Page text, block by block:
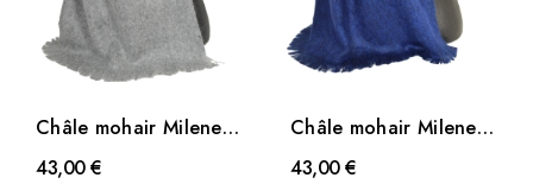
Châle mohair Milene
gris clair
43,00 €
Châle mohair Milene
bleu marine
43,00 €